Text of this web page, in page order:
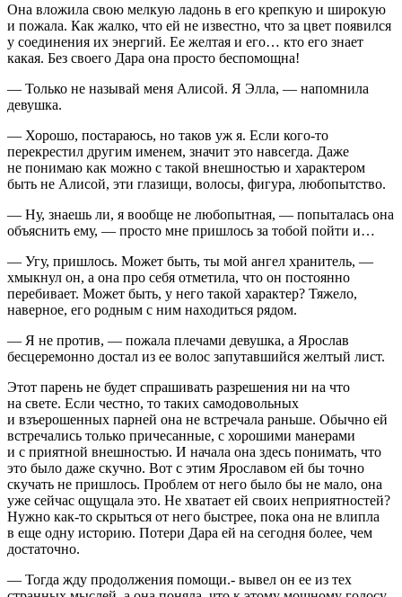
Она вложила свою мелкую ладонь в его крепкую и широкую
и пожала. Как жалко, что ей не известно, что за цвет появился
у соединения их энергий. Ее желтая и его… кто его знает
какая. Без своего Дара она просто беспомощна!
— Только не называй меня Алисой. Я Элла, — напомнила
девушка.
— Хорошо, постараюсь, но таков уж я. Если кого-то
перекрестил другим именем, значит это навсегда. Даже
не понимаю как можно с такой внешностью и характером
быть не Алисой, эти глазищи, волосы, фигура, любопытство.
— Ну, знаешь ли, я вообще не любопытная, — попыталась она
объяснить ему, — просто мне пришлось за тобой пойти и…
— Угу, пришлось. Может быть, ты мой ангел хранитель, —
хмыкнул он, а она про себя отметила, что он постоянно
перебивает. Может быть, у него такой характер? Тяжело,
наверное, его родным с ним находиться рядом.
— Я не против, — пожала плечами девушка, а Ярослав
бесцеремонно достал из ее волос запутавшийся желтый лист.
Этот парень не будет спрашивать разрешения ни на что
на свете. Если честно, то таких самодовольных
и взъерошенных парней она не встречала раньше. Обычно ей
встречались только причесанные, с хорошими манерами
и с приятной внешностью. И начала она здесь понимать, что
это было даже скучно. Вот с этим Ярославом ей бы точно
скучать не пришлось. Проблем от него было бы не мало, она
уже сейчас ощущала это. Не хватает ей своих неприятностей?
Нужно как-то скрыться от него быстрее, пока она не влипла
в еще одну историю. Потери Дара ей на сегодня более, чем
достаточно.
— Тогда жду продолжения помощи.- вывел он ее из тех